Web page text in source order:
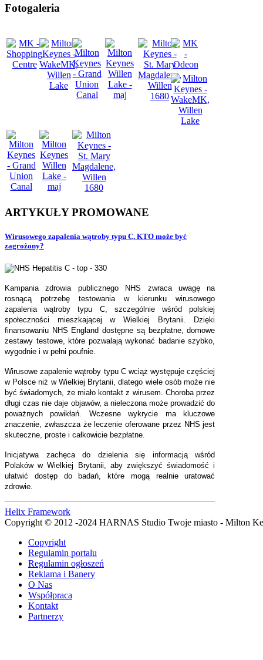
Fotogaleria
ARTYKUŁYPROMOWANE
Wirusowego zapalenia wątroby typu C, KTO może być
zagrożony?
Kampania zdrowia publicznego NHS zwraca uwagę na
rosnącą potrzebę testowania w kierunku wirusowego
zapalenia wątroby typu C, szczególnie wśród polskiej
społeczności mieszkającej w Wielkiej Brytanii. Dzięki
finansowaniu NHS England dostępne są bezpłatne, domowe
zestawy testowe, które pozwalają wykonać badanie szybko,
wygodnie i w pełni poufnie.
Wirusowe zapalenie wątroby typu C wciąż występuje częściej
w Polsce niż w Wielkiej Brytanii, dlatego wiele osób może nie
być świadomych, że miało kontakt z wirusem. Choroba przez
długi czas nie daje objawów, a nieleczona może prowadzić do
poważnych powikłań. Wczesne wykrycie ma kluczowe
znaczenie, zwłaszcza że leczenie oferowane przez NHS jest
skuteczne, proste i całkowicie bezpłatne.
Inicjatywa zachęca do dzielenia się informacją wśród
Polaków w Wielkiej Brytanii, aby zwiększyć świadomość i
ułatwić dostęp do badań, które mogą realnie uratować
zdrowie.
Helix Framework
Copyright © 2012 -2024 HARNAS Studio Twoje miasto - Milton
Copyright
Regulamin portalu
Regulamin ogłoszeń
Reklama i Banery
O Nas
Współpraca
Kontakt
Partnerzy